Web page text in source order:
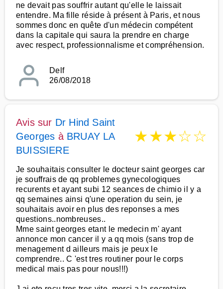
ne devait pas souffrir autant qu'elle le laissait
entendre. Ma fille réside à présent à Paris, et nous
sommes donc en quête d'un médecin compétent
dans la capitale qui saura la prendre en charge
avec respect, professionnalisme et compréhension.
Delf
26/08/2018
Avis sur Dr Hind Saint
Georges à BRUAY LA
BUISSIERE
★★★☆☆
Je souhaitais consulter le docteur saint georges car
je souffrais de qq problemes gynecologiques
recurents et ayant subi 12 seances de chimio il y a
qq semaines ainsi q'une operation du sein, je
souhaitais avoir en plus des reponses a mes
questions..nombreuses..
Mme saint georges etant le medecin m' ayant
annonce mon cancer il y a qq mois (sans trop de
menagement d ailleurs mais je peux le
comprendre.. C 'est tres routiner pour le corps
medical mais pas pour nous!!!)